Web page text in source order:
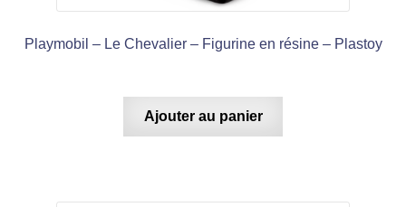
Playmobil – Le Chevalier – Figurine en résine – Plastoy
Ajouter au panier